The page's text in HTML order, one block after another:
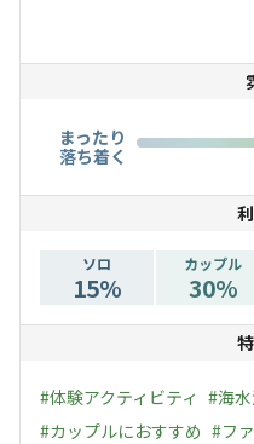
夜には海と満点の星空
まったり
落ち着く
ソロ
15%
カップル
30%
#体験アクティビティ #海
#カップルにおすすめ #フ